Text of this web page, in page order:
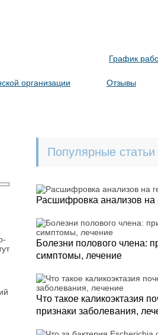
График
организации
Отзывы
Популярные статьи
Расшифровка анализов на
Болезни полового члена:
симптомы, лечение
Что такое каликоэктазия
признаки заболевания,